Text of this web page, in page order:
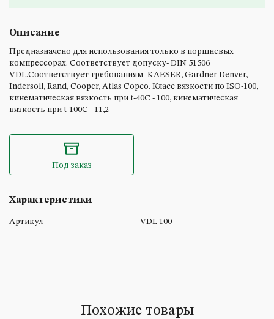
Описание
Предназначено для использования только в поршневых
компрессорах. Соответствует допуску- DIN 51506
VDL.Соответствует требованиям- KAESER, Gardner Denver,
Indersoll, Rand, Cooper, Atlas Copco. Класс вязкости по ISO-100,
кинематическая вязкость при t-40C - 100, кинематическая
вязкость при t-100C - 11,2
Под заказ
Характеристики
Артикул VDL 100
Похожие товары